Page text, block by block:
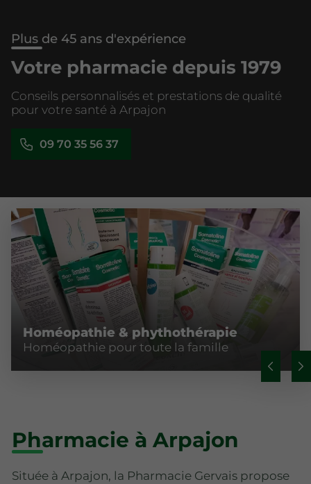
Plus de 45 ans d'expérience
Votre pharmacie depuis 1979
Conseils personnalisés et prestations de qualité
pour votre santé à Arpajon
09 70 35 56 37
Homéopathie & phythothérapie
Homéopathie pour toute la famille
Pharmacie à Arpajon
Située à Arpajon, la Pharmacie Gervais propose